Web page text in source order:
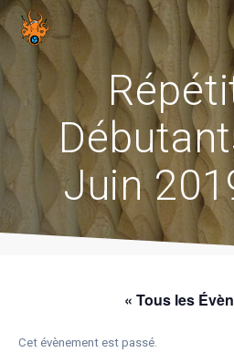
Juin
« Tous les
Cet évènement est passé.